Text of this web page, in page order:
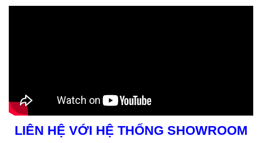
LIÊN HỆ VỚI HỆ THỐNG SHOWROOM